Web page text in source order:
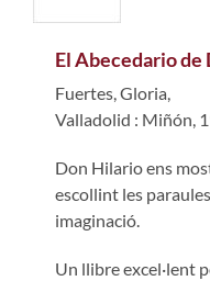
El Abecedario
Fuertes, Gloria,
Valladolid : Miñón,
Don Hilario ens
escollint les
imaginació.
Un llibre excel·lent